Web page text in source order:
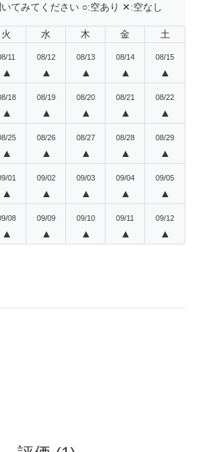
てみてください ○:空あり ✕:空なし
火 水 木 金 土
11
▲
08/12
▲
08/13
▲
08/14
▲
08/15
▲
18
▲
08/19
▲
08/20
▲
08/21
▲
08/22
▲
25
▲
08/26
▲
08/27
▲
08/28
▲
08/29
▲
01
▲
09/02
▲
09/03
▲
09/04
▲
09/05
▲
08
▲
09/09
▲
09/10
▲
09/11
▲
09/12
▲